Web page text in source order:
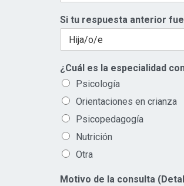
Si tu respuesta anterior
¿Cuál es la especialidad
Psicología
Orientaciones en crianza
Psicopedagogía
Nutrición
Otra
Motivo de la consulta